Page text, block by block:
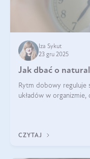
Iza Sykut
23 gru 2025
Jak dbać o
Rytm dobowy reguluje
układów w
CZYTAJ